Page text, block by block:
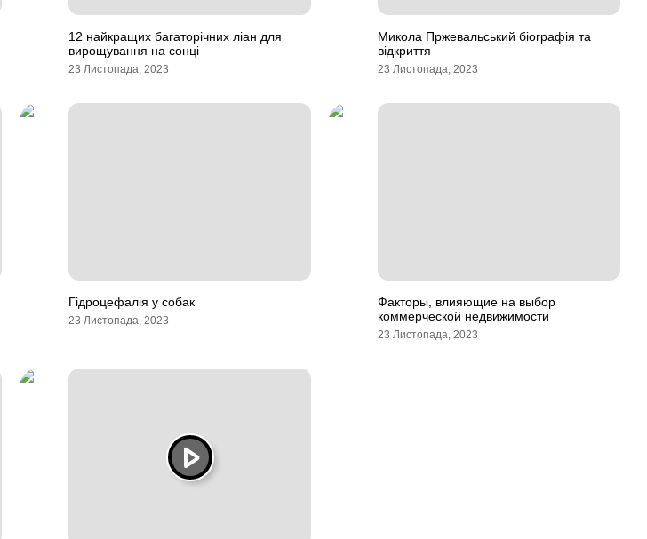
12 найкращих багаторічних ліан для
вирощування на сонці
23 Листопада, 2023
Микола Пржевальський біографія та
відкриття
23 Листопада, 2023
Гідроцефалія у собак
23 Листопада, 2023
Факторы, влияющие на выбор
коммерческой недвижимости
23 Листопада, 2023